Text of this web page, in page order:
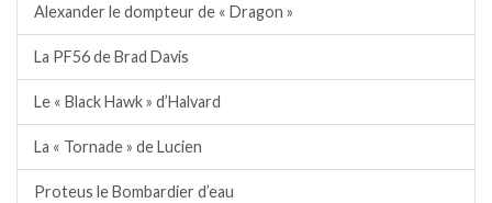
Alexander le dompteur de « Dragon »
La PF56 de Brad Davis
Le « Black Hawk » d’Halvard
La « Tornade » de Lucien
Proteus le Bombardier d’eau